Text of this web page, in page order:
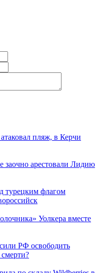
пляж, в Керчи
заочно арестовали Лидию
турецким флагом
Уолкера вместе
РФ освободить